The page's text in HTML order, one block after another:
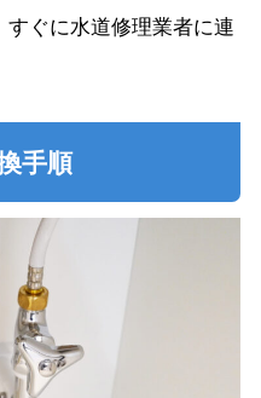
ぐに水道修理業者に連
手順